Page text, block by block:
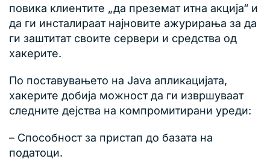
повика клиентите „да преземат итна акција“ и
да ги инсталираат најновите ажурирања за да
ги заштитат своите сервери и средства од
хакерите.
По поставувањето на Java апликацијата,
хакерите добија можност да ги извршуваат
следните дејства на компромитирани уреди:
– Способност за пристап до базата на
податоци.